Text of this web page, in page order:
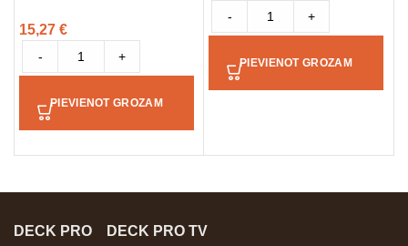
15,27 €
- +
PIEVIENOT GROZAM
- +
PIEVIENOT GROZAM
DECK PRO DECK PRO TV